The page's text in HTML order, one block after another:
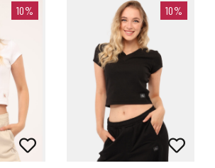
10% 10%